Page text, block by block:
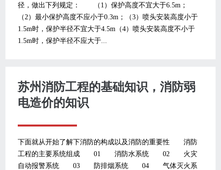
径，做出下列规定： （1）保护高度不宜大于6.5m；
（2）最小保护高度不应小于0.3m；（3）喷头安装高度小于
1.5m时，保护半径不宜大于4.5m（4）喷头安装高度不小于
1.5m时，保护半径不应大于...
苏州消防工程的基础知识，消防弱
电造价的知识
下面就从开始了解下消防的构成以及消防的重要性 消防
工程的主要系统组成 01 消防水系统 02 火灾
自动报警系统 03 防排烟系统 04 气体灭火系